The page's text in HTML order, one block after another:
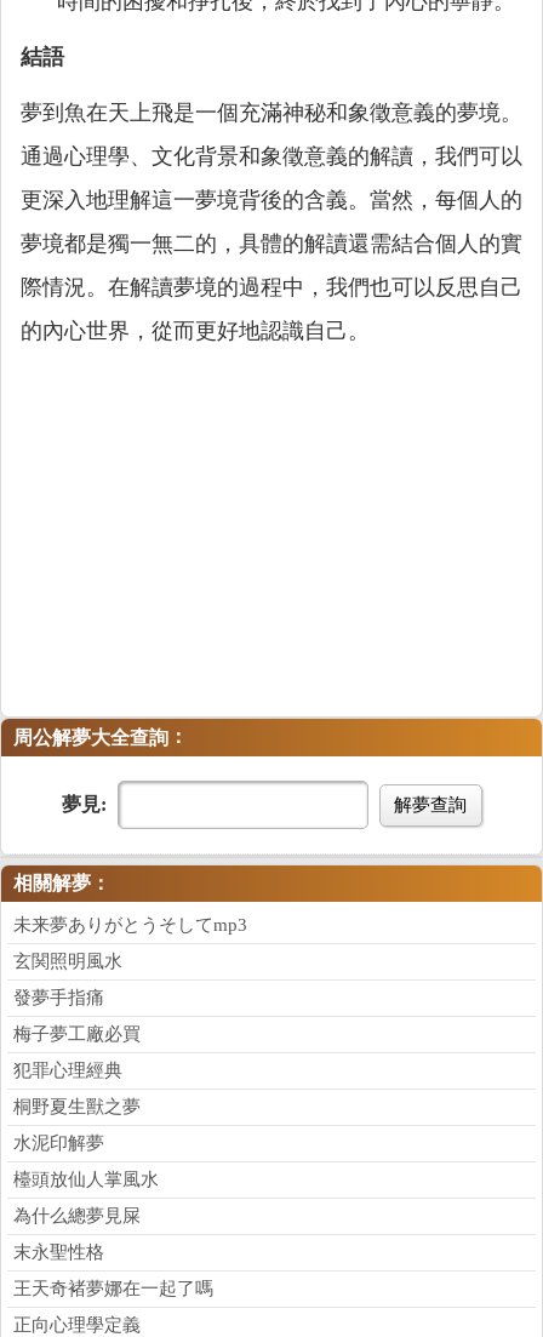
結語
夢到魚在天上飛是一個充滿神秘和象徵意義的夢境。
通過心理學、文化背景和象徵意義的解讀，我們可以
更深入地理解這一夢境背後的含義。當然，每個人的
夢境都是獨一無二的，具體的解讀還需結合個人的實
際情況。在解讀夢境的過程中，我們也可以反思自己
的內心世界，從而更好地認識自己。
周公解夢大全查詢 ：
夢見: 解夢查詢
相關解夢：
未来夢ありがとうそしてmp3
玄関照明風水
發夢手指痛
梅子夢工廠必買
犯罪心理經典
桐野夏生獸之夢
水泥印解夢
檯頭放仙人掌風水
為什么總夢見屎
末永聖性格
王天奇褚夢娜在一起了嗎
正向心理學定義